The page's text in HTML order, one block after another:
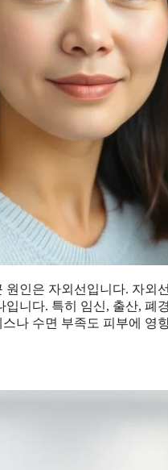
인은 자외선입니다. 자외
니다. 특히 임신, 출산, 폐
나 수면 부족도 피부에 영